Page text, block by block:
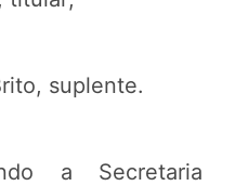
suplente.
a Secretaria